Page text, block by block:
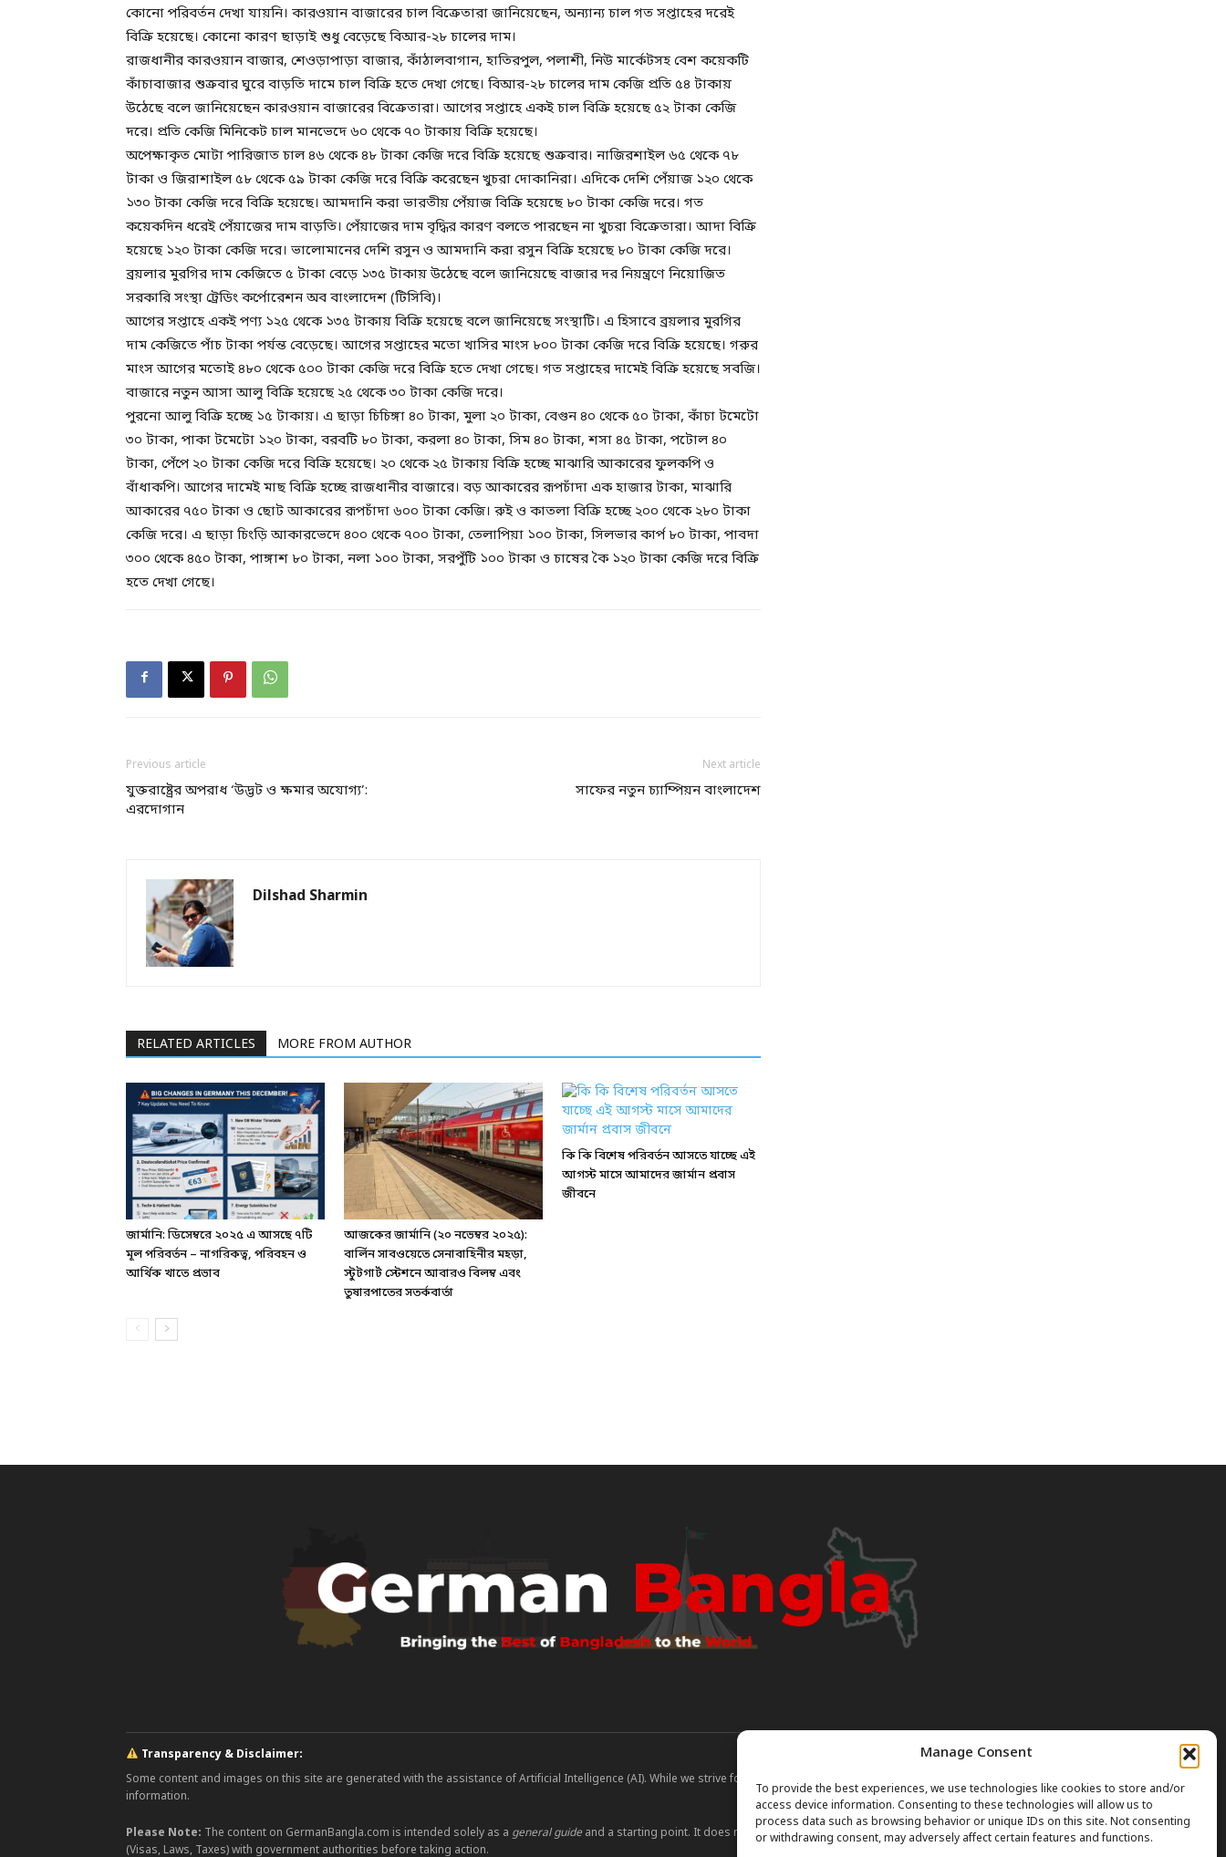
Manage Consent
To provide the best experiences, we use technologies like cookies to store and/or
access device information. Consenting to these technologies will allow us to
process data such as browsing behavior or unique IDs on this site. Not consenting
or withdrawing consent, may adversely affect certain features and functions.
কোনো পরিবর্তন দেখা যায়নি। কারওয়ান বাজারের চাল বিক্রেতারা জানিয়েছেন, অন্যান্য চাল গত সপ্তাহের দরেই
বিক্রি হয়েছে। কোনো কারণ ছাড়াই শুধু বেড়েছে বিআর-২৮ চালের দাম।
রাজধানীর কারওয়ান বাজার, শেওড়াপাড়া বাজার, কাঁঠালবাগান, হাতিরপুল, পলাশী, নিউ মার্কেটসহ বেশ কয়েকটি
কাঁচাবাজার শুক্রবার ঘুরে বাড়তি দামে চাল বিক্রি হতে দেখা গেছে। বিআর-২৮ চালের দাম কেজি প্রতি ৫৪ টাকায়
উঠেছে বলে জানিয়েছেন কারওয়ান বাজারের বিক্রেতারা। আগের সপ্তাহে একই চাল বিক্রি হয়েছে ৫২ টাকা কেজি
দরে। প্রতি কেজি মিনিকেট চাল মানভেদে ৬০ থেকে ৭০ টাকায় বিক্রি হয়েছে।
অপেক্ষাকৃত মোটা পারিজাত চাল ৪৬ থেকে ৪৮ টাকা কেজি দরে বিক্রি হয়েছে শুক্রবার। নাজিরশাইল ৬৫ থেকে ৭৮
টাকা ও জিরাশাইল ৫৮ থেকে ৫৯ টাকা কেজি দরে বিক্রি করেছেন খুচরা দোকানিরা। এদিকে দেশি পেঁয়াজ ১২০ থেকে
১৩০ টাকা কেজি দরে বিক্রি হয়েছে। আমদানি করা ভারতীয় পেঁয়াজ বিক্রি হয়েছে ৮০ টাকা কেজি দরে। গত
কয়েকদিন ধরেই পেঁয়াজের দাম বাড়তি। পেঁয়াজের দাম বৃদ্ধির কারণ বলতে পারছেন না খুচরা বিক্রেতারা। আদা বিক্রি
হয়েছে ১২০ টাকা কেজি দরে। ভালোমানের দেশি রসুন ও আমদানি করা রসুন বিক্রি হয়েছে ৮০ টাকা কেজি দরে।
ব্রয়লার মুরগির দাম কেজিতে ৫ টাকা বেড়ে ১৩৫ টাকায় উঠেছে বলে জানিয়েছে বাজার দর নিয়ন্ত্রণে নিয়োজিত
সরকারি সংস্থা ট্রেডিং কর্পোরেশন অব বাংলাদেশ (টিসিবি)।
আগের সপ্তাহে একই পণ্য ১২৫ থেকে ১৩৫ টাকায় বিক্রি হয়েছে বলে জানিয়েছে সংস্থাটি। এ হিসাবে ব্রয়লার মুরগির
দাম কেজিতে পাঁচ টাকা পর্যন্ত বেড়েছে। আগের সপ্তাহের মতো খাসির মাংস ৮০০ টাকা কেজি দরে বিক্রি হয়েছে। গরুর
মাংস আগের মতোই ৪৮০ থেকে ৫০০ টাকা কেজি দরে বিক্রি হতে দেখা গেছে। গত সপ্তাহের দামেই বিক্রি হয়েছে সবজি।
বাজারে নতুন আসা আলু বিক্রি হয়েছে ২৫ থেকে ৩০ টাকা কেজি দরে।
পুরনো আলু বিক্রি হচ্ছে ১৫ টাকায়। এ ছাড়া চিচিঙ্গা ৪০ টাকা, মুলা ২০ টাকা, বেগুন ৪০ থেকে ৫০ টাকা, কাঁচা টমেটো
৩০ টাকা, পাকা টমেটো ১২০ টাকা, বরবটি ৮০ টাকা, করলা ৪০ টাকা, সিম ৪০ টাকা, শসা ৪৫ টাকা, পটোল ৪০
টাকা, পেঁপে ২০ টাকা কেজি দরে বিক্রি হয়েছে। ২০ থেকে ২৫ টাকায় বিক্রি হচ্ছে মাঝারি আকারের ফুলকপি ও
বাঁধাকপি। আগের দামেই মাছ বিক্রি হচ্ছে রাজধানীর বাজারে। বড় আকারের রূপচাঁদা এক হাজার টাকা, মাঝারি
আকারের ৭৫০ টাকা ও ছোট আকারের রূপচাঁদা ৬০০ টাকা কেজি। রুই ও কাতলা বিক্রি হচ্ছে ২০০ থেকে ২৮০ টাকা
কেজি দরে। এ ছাড়া চিংড়ি আকারভেদে ৪০০ থেকে ৭০০ টাকা, তেলাপিয়া ১০০ টাকা, সিলভার কার্প ৮০ টাকা, পাবদা
৩০০ থেকে ৪৫০ টাকা, পাঙ্গাশ ৮০ টাকা, নলা ১০০ টাকা, সরপুঁটি ১০০ টাকা ও চাষের কৈ ১২০ টাকা কেজি দরে বিক্রি
হতে দেখা গেছে।
Previous article
যুক্তরাষ্ট্রের অপরাধ ‘উদ্ভট ও ক্ষমার অযোগ্য’:
এরদোগান
Next article
সাফের নতুন চ্যাম্পিয়ন বাংলাদেশ
Dilshad Sharmin
RELATED ARTICLES MORE FROM AUTHOR
জার্মানি: ডিসেম্বরে ২০২৫ এ আসছে ৭টি
মূল পরিবর্তন – নাগরিকত্ব, পরিবহন ও
আর্থিক খাতে প্রভাব
আজকের জার্মানি (২০ নভেম্বর ২০২৫):
বার্লিন সাবওয়েতে সেনাবাহিনীর মহড়া,
স্টুটগার্ট স্টেশনে আবারও বিলম্ব এবং
তুষারপাতের সতর্কবার্তা
কি কি বিশেষ পরিবর্তন আসতে যাচ্ছে এই
আগস্ট মাসে আমাদের জার্মান প্রবাস
জীবনে
Transparency & Disclaimer:
Some content and images on this site are generated with the assistance of Artificial Intelligence (AI). While we strive for accuracy, AI can occasionally produce incorrect or outdated
information.
Please Note: The content on GermanBangla.com is intended solely as a general guide and a starting point. It does not constitute legal or professional advice. Always verify official rules
(Visas, Laws, Taxes) with government authorities before taking action.